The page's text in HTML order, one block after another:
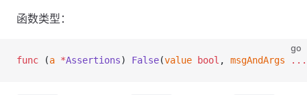
函数类型：
go
func (a *Assertions) False(value bool , msgAndArgs ...